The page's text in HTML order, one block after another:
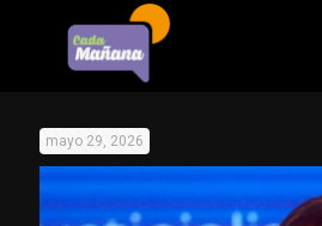
mayo 29, 2026